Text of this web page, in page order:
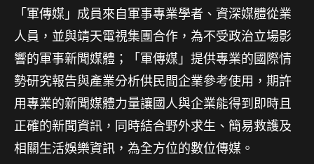
「軍傳媒」成員來自軍事專業學者、資深媒體從業
人員，並與靖天電視集團合作，為不受政治立場影
響的軍事新聞媒體；「軍傳媒」提供專業的國際情
勢研究報告與產業分析供民間企業參考使用，期許
用專業的新聞媒體力量讓國人與企業能得到即時且
正確的新聞資訊，同時結合野外求生、簡易救護及
相關生活娛樂資訊，為全方位的數位傳媒。